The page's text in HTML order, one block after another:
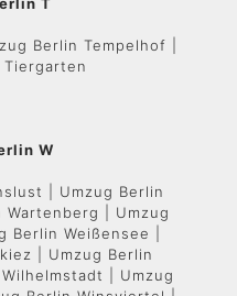
Berlin Tempelhof |
Tiergarten
W
| Umzug Berlin
Wartenberg | Umzug
Berlin Weißensee |
| Umzug Berlin
| Umzug